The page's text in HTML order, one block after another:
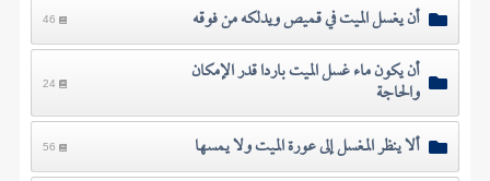
أن يغسل الميت في قميص ويدلكه من فوقه 46
أن يكون ماء غسل الميت باردا قدر الإمكان
والحاجة 24
ألا ينظر المغسل إلى عورة الميت ولا يمسها 56